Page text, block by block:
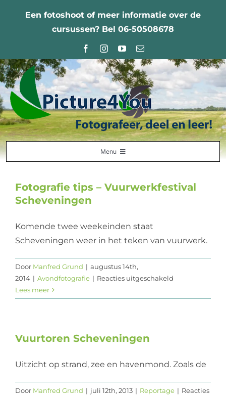
Een fotoshoot of meer informatie over de
cursussen? Bel 06-50508678
Menu
Fotografie Leercentrum
Web design
Contact
Fotografie tips – Vuurwerkfestival
Scheveningen
Komende twee weekeinden staat
Scheveningen weer in het teken van vuurwerk.
Door Manfred Grund | augustus 14th,
2014 | Avondfotografie | Reacties uitgeschakeld
tips
Lees meer
Vuurtoren Scheveningen
Uitzicht op strand, zee en havenmond. Zoals de
Door Manfred Grund | juli 12th, 2013 | Reportage | Reacties